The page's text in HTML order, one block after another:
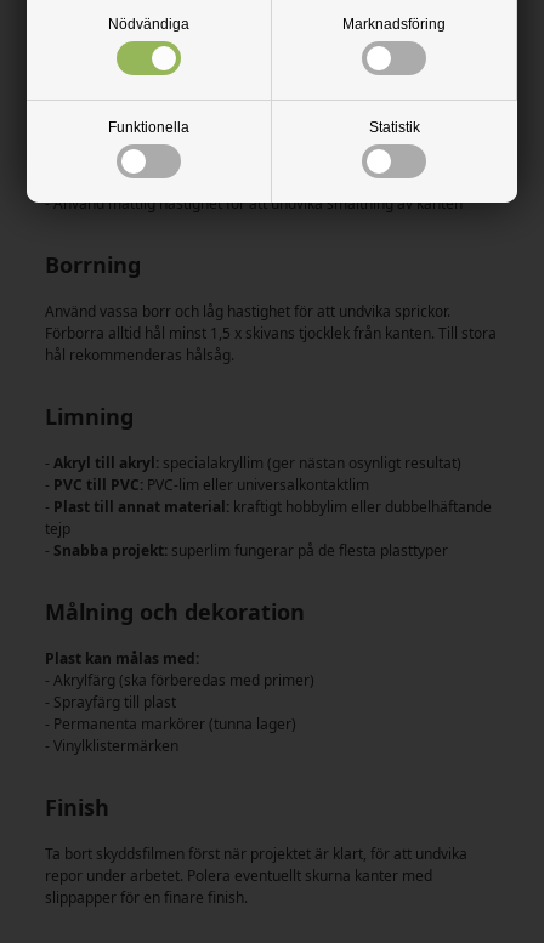
Nödvändiga Marknadsföring
Funktionella Statistik
specialverktyg.
- Tunna skivor (1–3 mm): hobbykniv och linjal – rista flera gånger
- Tjockare skivor (4–6 mm): fintandad såg eller sticksåg
- Använd måttlig hastighet för att undvika smältning av kanten
Borrning
Använd vassa borr och låg hastighet för att undvika sprickor.
Förborra alltid hål minst 1,5 x skivans tjocklek från kanten. Till stora
hål rekommenderas hålsåg.
Limning
-Akryl till akryl: specialakryllim (ger nästan osynligt resultat)
- PVC till PVC: PVC-lim eller universalkontaktlim
- Plast till annat material: kraftigt hobbylim eller dubbelhäftande
tejp
- Snabba projekt: superlim fungerar på de flesta plasttyper
Målning och dekoration
Plast kan målas med:
- Akrylfärg (ska förberedas med primer)
- Sprayfärg till plast
- Permanenta markörer (tunna lager)
- Vinylklistermärken
Finish
Ta bort skyddsfilmen först när projektet är klart, för att undvika
repor under arbetet. Polera eventuellt skurna kanter med
slippapper för en finare finish.